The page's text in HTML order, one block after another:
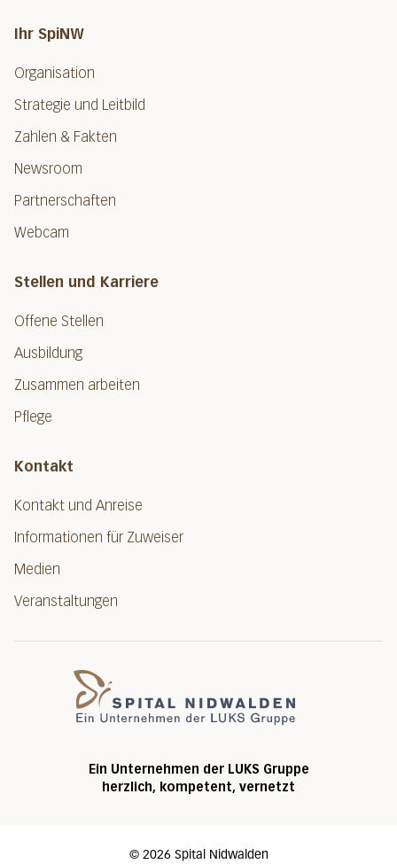
Ihr SpiNW
Organisation
Strategie und Leitbild
Zahlen & Fakten
Newsroom
Partnerschaften
Webcam
Stellen und Karriere
Offene Stellen
Ausbildung
Zusammen arbeiten
Pflege
Kontakt
Kontakt und Anreise
Informationen für Zuweiser
Medien
Veranstaltungen
Ein Unternehmen der LUKS Gruppe
herzlich, kompetent, vernetzt
© 2026 Spital Nidwalden